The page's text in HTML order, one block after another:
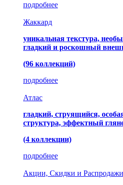
подробнее
Жаккард
уникальная текстура,
гладкий и роскошный
(96 коллекций)
подробнее
Атлас
гладкий, струящийся,
структура, эффектный
(4 коллекции)
подробнее
Акции, Скидки и Распродажи